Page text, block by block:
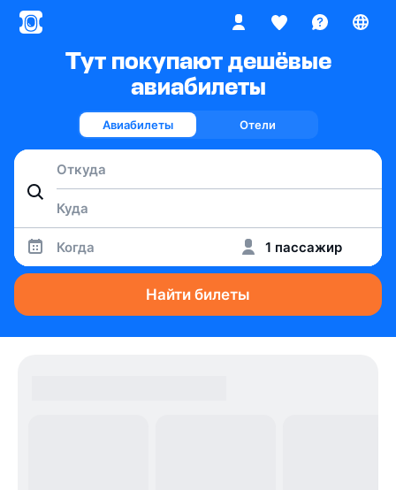
Тут покупают дешёвые
авиабилеты
Авиабилеты Отели
Когда 1 пассажир
Найти билеты